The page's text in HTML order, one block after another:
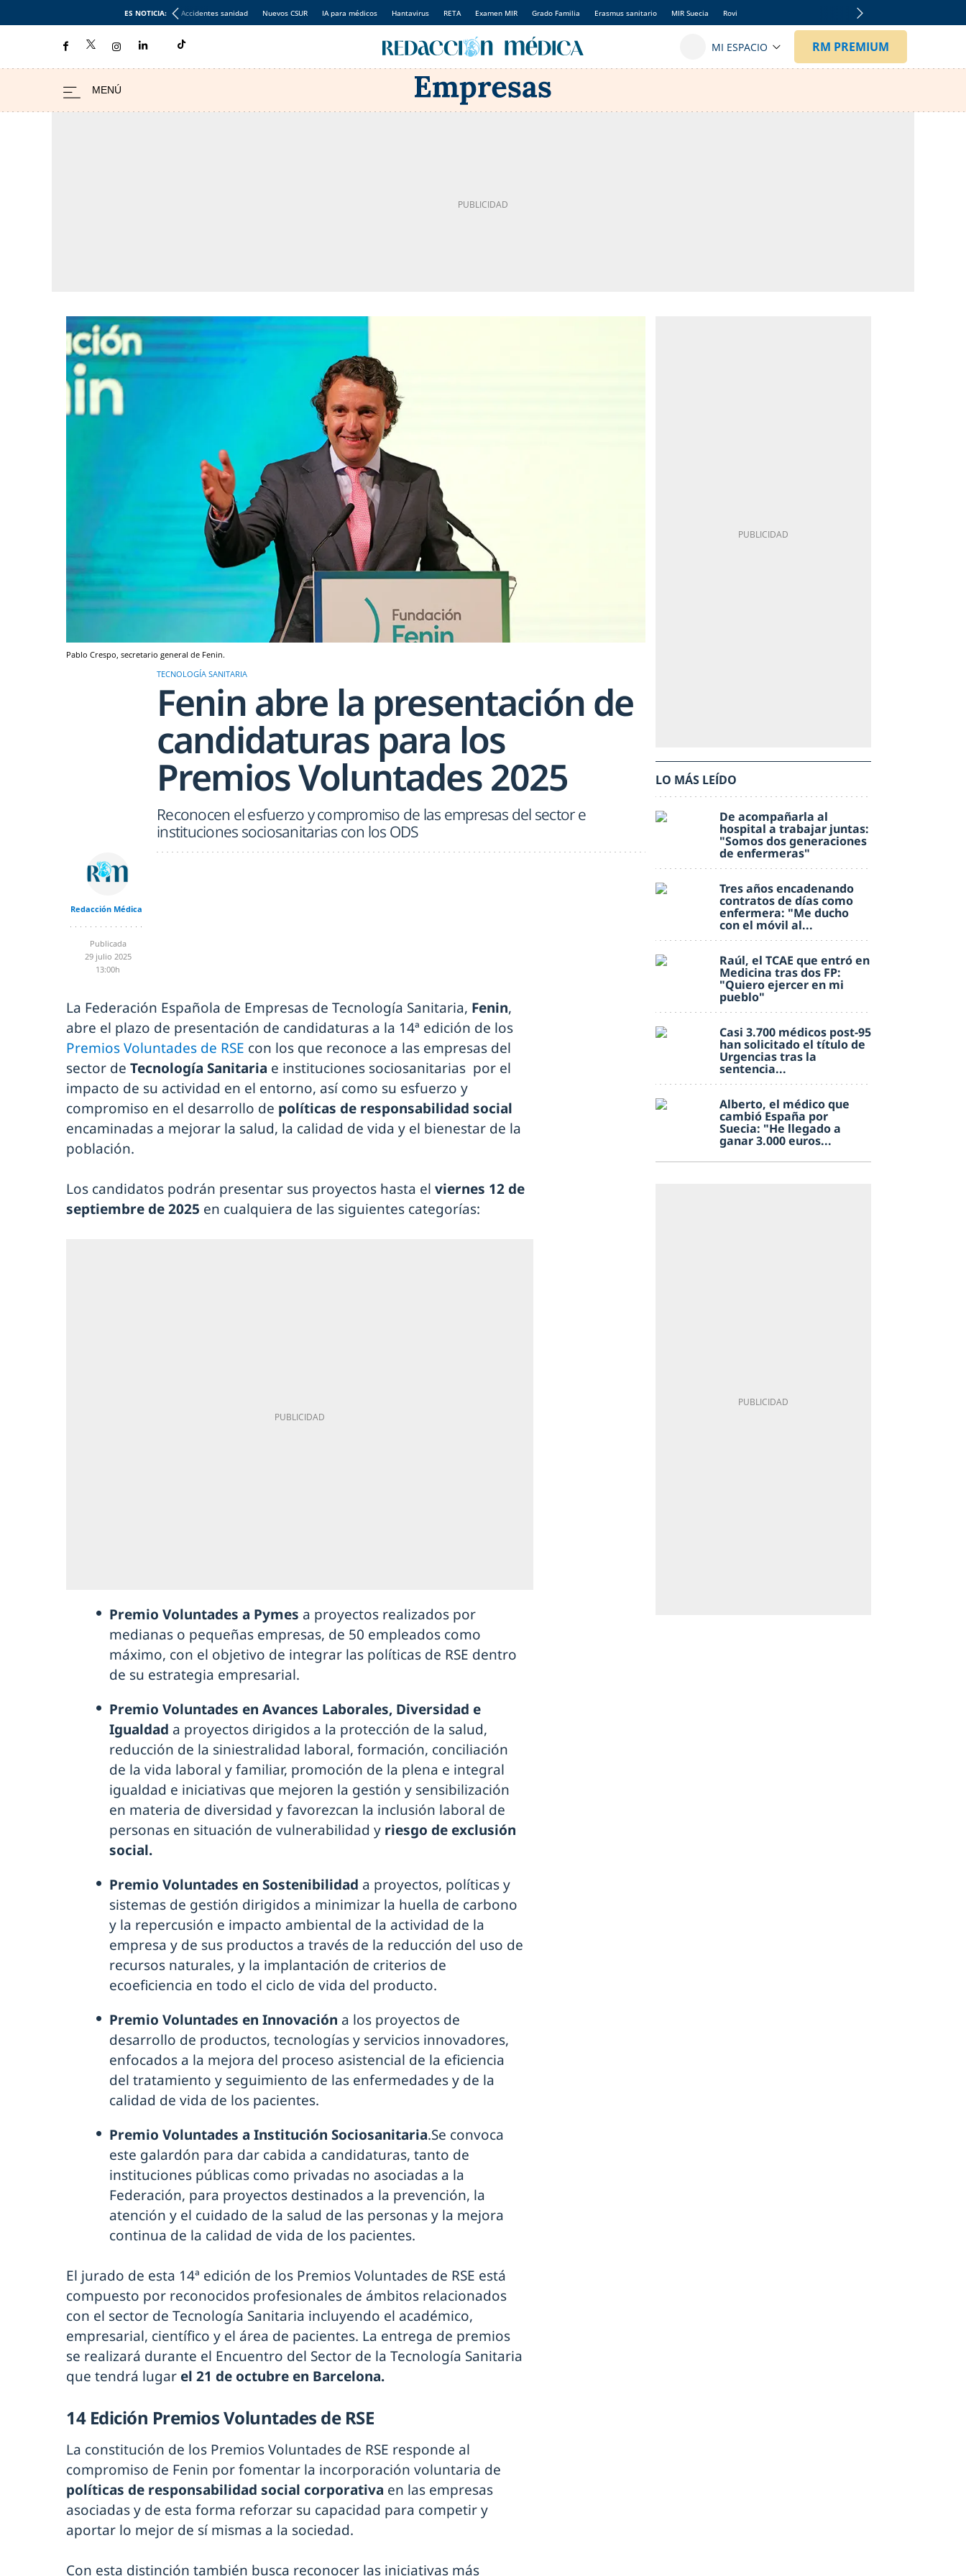
ES NOTICIA: Accidentes sanidad Nuevos CSUR IA para médicos Hantavirus RETA Examen MIR Grado Familia Erasmus sanitario MIR Suecia Rovi
Pablo Crespo, secretario general de Fenin.
TECNOLOGÍA SANITARIA
Fenin abre la presentación de
candidaturas para los
Premios Voluntades 2025
Reconocen el esfuerzo y compromiso de las empresas del sector e
instituciones sociosanitarias con los ODS
Redacción Médica
Publicada
29 julio 2025
13:00h
La Federación Española de Empresas de Tecnología Sanitaria, Fenin,
abre el plazo de presentación de candidaturas a la 14ª edición de los
Premios Voluntades de RSE con los que reconoce a las empresas del
sector de Tecnología Sanitaria e instituciones sociosanitarias por el
impacto de su actividad en el entorno, así como su esfuerzo y
compromiso en el desarrollo de políticas de responsabilidad social
encaminadas a mejorar la salud, la calidad de vida y el bienestar de la
población.
Los candidatos podrán presentar sus proyectos hasta el viernes 12 de
septiembre de 2025 en cualquiera de las siguientes categorías:
Premio Voluntades a Pymes a proyectos realizados por
medianas o pequeñas empresas, de 50 empleados como
máximo, con el objetivo de integrar las políticas de RSE dentro
de su estrategia empresarial.
Premio Voluntades en Avances Laborales, Diversidad e
Igualdad a proyectos dirigidos a la protección de la salud,
reducción de la siniestralidad laboral, formación, conciliación
de la vida laboral y familiar, promoción de la plena e integral
igualdad e iniciativas que mejoren la gestión y sensibilización
en materia de diversidad y favorezcan la inclusión laboral de
personas en situación de vulnerabilidad y riesgo de exclusión
social.
Premio Voluntades en Sostenibilidad a proyectos, políticas y
sistemas de gestión dirigidos a minimizar la huella de carbono
y la repercusión e impacto ambiental de la actividad de la
empresa y de sus productos a través de la reducción del uso de
recursos naturales, y la implantación de criterios de
ecoeficiencia en todo el ciclo de vida del producto.
Premio Voluntades en Innovación a los proyectos de
desarrollo de productos, tecnologías y servicios innovadores,
enfocados a la mejora del proceso asistencial de la eficiencia
del tratamiento y seguimiento de las enfermedades y de la
calidad de vida de los pacientes.
Premio Voluntades a Institución Sociosanitaria.Se convoca
este galardón para dar cabida a candidaturas, tanto de
instituciones públicas como privadas no asociadas a la
Federación, para proyectos destinados a la prevención, la
atención y el cuidado de la salud de las personas y la mejora
continua de la calidad de vida de los pacientes.
El jurado de esta 14ª edición de los Premios Voluntades de RSE está
compuesto por reconocidos profesionales de ámbitos relacionados
con el sector de Tecnología Sanitaria incluyendo el académico,
empresarial, científico y el área de pacientes. La entrega de premios
se realizará durante el Encuentro del Sector de la Tecnología Sanitaria
que tendrá lugar el 21 de octubre en Barcelona.
14 Edición Premios Voluntades de RSE
La constitución de los Premios Voluntades de RSE responde al
compromiso de Fenin por fomentar la incorporación voluntaria de
políticas de responsabilidad social corporativa en las empresas
asociadas y de esta forma reforzar su capacidad para competir y
aportar lo mejor de sí mismas a la sociedad.
Con esta distinción también busca reconocer las iniciativas más
LO MÁS LEÍDO
De acompañarla al
hospital a trabajar juntas:
"Somos dos generaciones
de enfermeras"
Tres años encadenando
contratos de días como
enfermera: "Me ducho
con el móvil al...
Raúl, el TCAE que entró en
Medicina tras dos FP:
"Quiero ejercer en mi
pueblo"
Casi 3.700 médicos post-95
han solicitado el título de
Urgencias tras la
sentencia...
Alberto, el médico que
cambió España por
Suecia: "He llegado a
ganar 3.000 euros...